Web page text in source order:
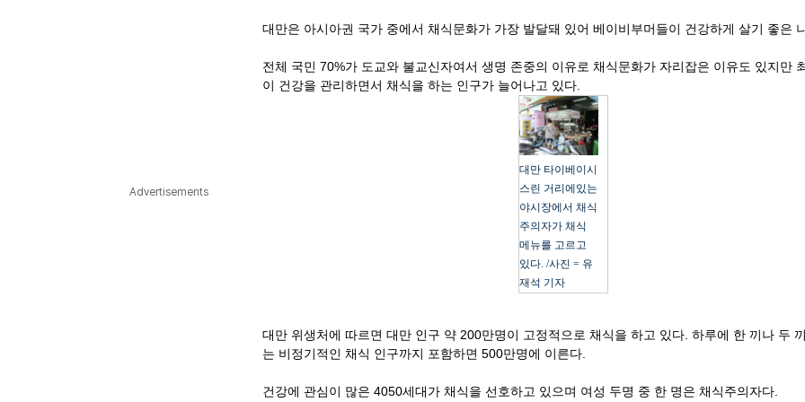
Advertisements
대만은 아시아권 국가 중에서 채식문화가 가장 발달돼 있어 베이비부머들이 건강하게 살기 좋은
전체 국민 70%가 도교와 불교신자여서 생명 존중의 이유로 채식문화가 자리잡은 이유도 있지만
이 건강을 관리하면서 채식을 하는 인구가 늘어나고 있다.
대만 타이베이시
스린 거리에있는
야시장에서 채식
주의자가 채식
메뉴를 고르고
있다. /사진 = 유
재석 기자
대만 위생처에 따르면 대만 인구 약 200만명이 고정적으로 채식을 하고 있다. 하루에 한 끼나 두
는 비정기적인 채식 인구까지 포함하면 500만명에 이른다.
건강에 관심이 많은 4050세대가 채식을 선호하고 있으며 여성 두명 중 한 명은 채식주의자다.